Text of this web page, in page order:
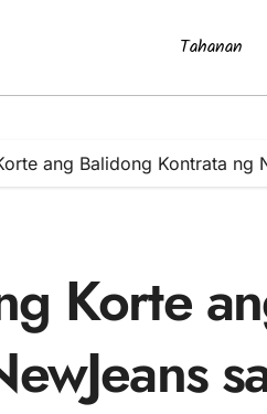
Tahanan
ang Balidong Kontrata ng
Korte